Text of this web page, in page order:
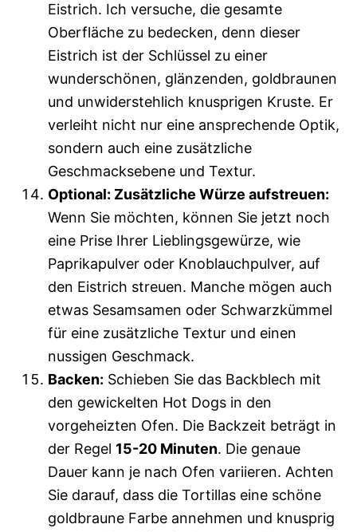
Eistrich. Ich versuche, die gesamte
Oberfläche zu bedecken, denn dieser
Eistrich ist der Schlüssel zu einer
wunderschönen, glänzenden, goldbraunen
und unwiderstehlich knusprigen Kruste. Er
verleiht nicht nur eine ansprechende Optik,
sondern auch eine zusätzliche
Geschmacksebene und Textur.
Optional: Zusätzliche Würze aufstreuen:
Wenn Sie möchten, können Sie jetzt noch
eine Prise Ihrer Lieblingsgewürze, wie
Paprikapulver oder Knoblauchpulver, auf
den Eistrich streuen. Manche mögen auch
etwas Sesamsamen oder Schwarzkümmel
für eine zusätzliche Textur und einen
nussigen Geschmack.
Backen: Schieben Sie das Backblech mit
den gewickelten Hot Dogs in den
vorgeheizten Ofen. Die Backzeit beträgt in
der Regel 15-20 Minuten. Die genaue
Dauer kann je nach Ofen variieren. Achten
Sie darauf, dass die Tortillas eine schöne
goldbraune Farbe annehmen und knusprig